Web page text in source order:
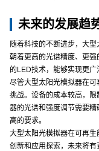
未来的发展趋
随着科技的不断进步，大
朝着更高的光谱精度、更
的LED技术，能够实现更广
尽管大型太阳光模拟器在
挑战。设备的成本较高，
器的光谱和强度调节需要
高的要求。
大型太阳光模拟器在可再
创新和应用探索，未来将